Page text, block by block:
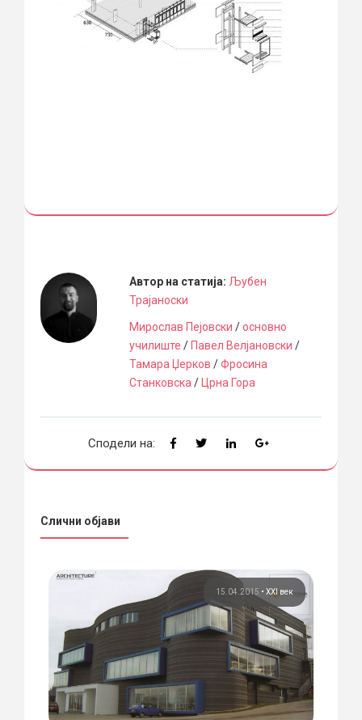
Автор на статија: Љубен
Трајаноски
Мирослав Пејовски /основно
училиште / Павел Велјановски /
Тамара Џерков /Фросина
Станковска / Црна Гора
Сподели на:
Слични објави
15.04.2015 • XXI век